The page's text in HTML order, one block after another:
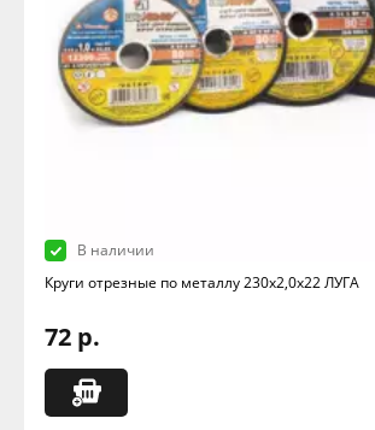
В наличии
Круги отрезные по металлу 230х2,0х22 ЛУГА
72 р.